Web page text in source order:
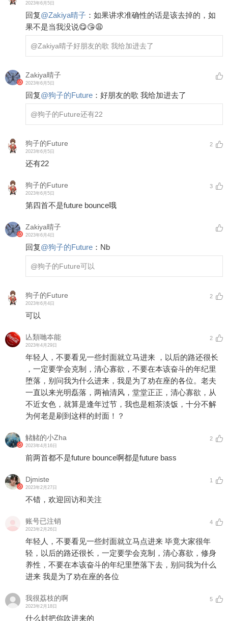
2023年6月5日
回复@Zakiya晴子 ： 如果讲求准确性的话是该去掉的，如
果不是当我没说😋😘😩
@Zakiya晴子好朋友的歌 我给加进去了
Zakiya晴子
2023年6月5日
回复@狗子的Future ： 好朋友的歌 我给加进去了
@狗子的Future还有22
狗子的Future
2023年6月5日
2
还有22
狗子的Future
2023年6月5日
3
第四首不是future bounce哦
Zakiya晴子
2023年6月4日
回复@狗子的Future ： Nb
@狗子的Future可以
狗子的Future
2023年6月4日
2
可以
亾類哋夲能
2023年4月29日
2
年轻人，不要看见一些封面就立马进来 ，以后的路还很长
，一定要学会克制，清心寡欲，不要在本该奋斗的年纪里
堕落，别问我为什么进来，我是为了劝在座的各位。老夫
一直以来光明磊落，两袖清风，堂堂正正，清心寡欲，从
不近女色，就算是逢年过节，我也是粗茶淡饭，十分不解
为何老是刷到这样的封面！？
觰觰的小Zha
2023年4月16日
2
前两首都不是future bounce啊都是future bass
Djmiste
2023年2月27日
1
不错，欢迎回访和关注
账号已注销
2023年2月26日
4
年轻人，不要看见一些封面就立马点进来 毕竟大家很年
轻，以后的路还很长，一定要学会克制，清心寡欲，修身
养性，不要在本该奋斗的年纪里堕落下去，别问我为什么
进来 我是为了劝在座的各位
我很荔枝的啊
2023年2月18日
5
什么封把你吹进来的